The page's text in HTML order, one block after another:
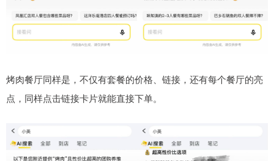
烤肉餐厅同样是，不仅有套餐的价格、链接，还有每个餐厅的亮
点，同样点击链接卡片就能直接下单。